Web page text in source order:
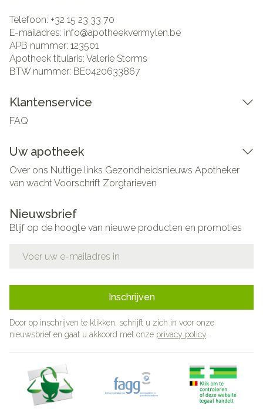
Telefoon: +32 15 23 33 70
E-mailadres: info@apotheekvermylen.be
APB nummer: 123501
Apotheek titularis: Valerie Storms
BTW nummer: BE0420633867
Klantenservice
FAQ
Uw apotheek
Over ons Nuttige links Gezondheidsnieuws Apotheker
van wachtVoorschrift Zorgtarieven
Nieuwsbrief
Blijf op de hoogte van nieuwe producten en promoties
Inschrijven
Door op inschrijven te klikken, schrijft u zich in voor onze
nieuwsbrief en gaat u akkoord met onze privacy policy